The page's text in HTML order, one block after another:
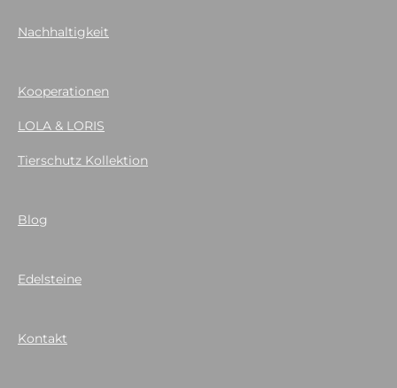
Nachhaltigkeit
Kooperationen
LOLA & LORIS
Tierschutz Kollektion
Blog
Edelsteine
Kontakt